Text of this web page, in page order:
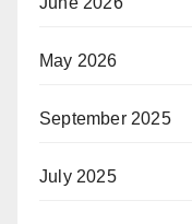
May 2026
September 2025
July 2025